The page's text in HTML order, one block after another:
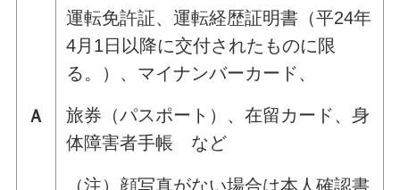
Ａ
運転免許証、運転経歴証明書（平24年
4月1日以降に交付されたものに限
る。）、マイナンバーカード、
旅券（パスポート）、在留カード、身
体障害者手帳 など
（注）顔写真がない場合は本人確認書